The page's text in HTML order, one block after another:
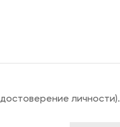
личности).